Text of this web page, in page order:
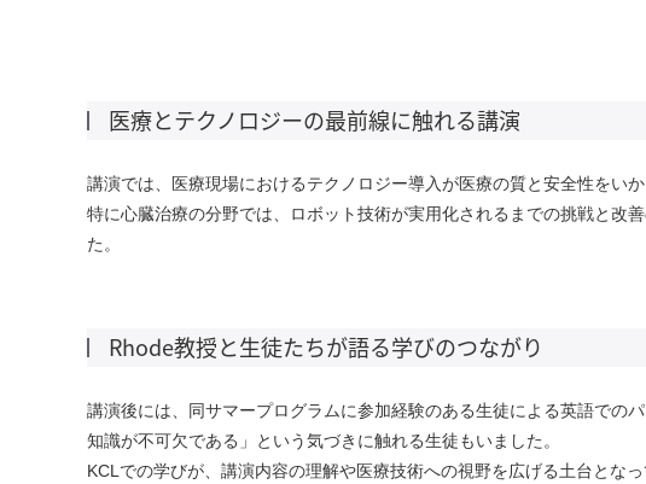
医療とテクノロジーの最前線に触れる講演
講演では、医療現場におけるテクノロジー導入が医療の質と安全性をい
特に心臓治療の分野では、ロボット技術が実用化されるまでの挑戦と改
た。
Rhode教授と生徒たちが語る学びのつながり
講演後には、同サマープログラムに参加経験のある生徒による英語での
知識が不可欠である」という気づきに触れる生徒もいました。
KCL での学びが、講演内容の理解や医療技術への視野を広げる土台とな